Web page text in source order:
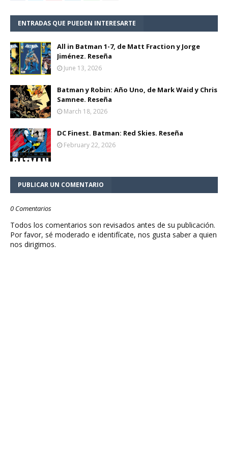
ENTRADAS QUE PUEDEN INTERESARTE
All in Batman 1-7, de Matt Fraction y Jorge
Jiménez. Reseña
June 13, 2026
Batman y Robin: Año Uno, de Mark Waid y Chris
Samnee. Reseña
March 18, 2026
DC Finest. Batman: Red Skies. Reseña
February 22, 2026
PUBLICAR UN COMENTARIO
0 Comentarios
Todos los comentarios son revisados antes de su publicación.
Por favor, sé moderado e identifícate, nos gusta saber a quien
nos dirigimos.